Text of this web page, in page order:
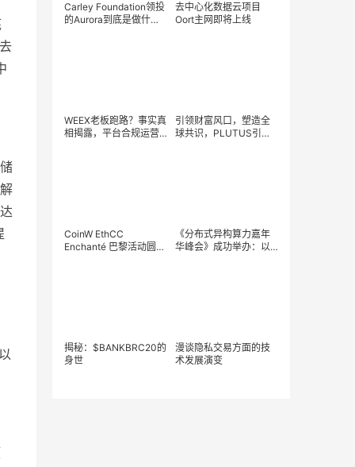
Carley Foundation领投
的Aurora到底是做什么
去中心化数据云项目
Oort主网即将上线
WEEX老板跑路？事实真
相揭露，平台合规运营
引领财富风口，塑造全
球共识，PLUTUS引领
CoinW EthCC
Enchanté 巴黎活动圆满
《分布式异构算力嘉年
华峰会》成功举办：以
揭秘：$BANK​BRC20的
身世
漫谈隐私交易方面的技
术发展演变